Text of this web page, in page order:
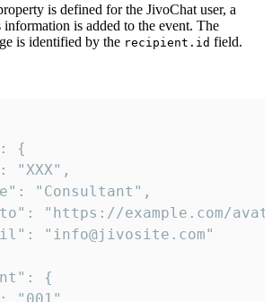
is defined for the JivoChat user, a
is added to the event. The
is identified by the recipient.id field.